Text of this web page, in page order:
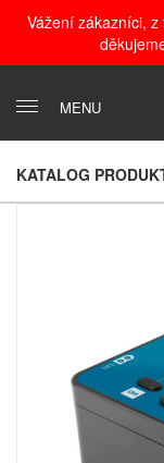
Vážení zákazníci,
MENU
KATALOG